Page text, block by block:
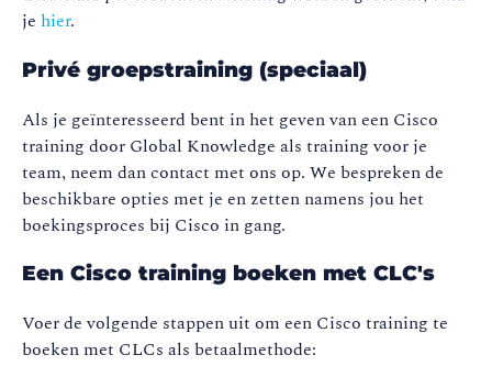
je hier.
Privé groepstraining (speciaal)
Als je geïnteresseerd bent in het geven van een Cisco
training door Global Knowledge als training voor je
team, neem dan contact met ons op. We bespreken de
beschikbare opties met je en zetten namens jou het
boekingsproces bij Cisco in gang.
Een Cisco training boeken met CLC's
Voer de volgende stappen uit om een Cisco training te
boeken met CLCs als betaalmethode: